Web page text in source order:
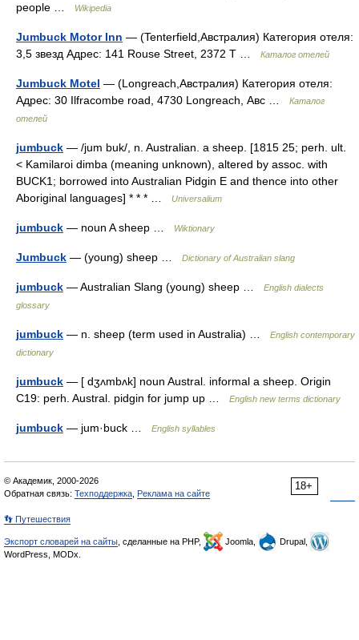
people …
Wikipedia
Jumbuck Motor Inn — (Tenterfield,Австралия) Категория отеля:
3,5 звезд Адрес: 141 Rouse Street, 2372 T …
Каталог отелей
Jumbuck Motel — (Longreach,Австралия) Категория отеля:
Адрес: 30 Ilfracombe road, 4730 Longreach, Авс …
Каталог
отелей
jumbuck — /jum buk/, n. Australian. a sheep. [1815 25; perh. ult.
< Kamilaroi dimba (meaning unknown), altered by assoc. with
BUCK1; borrowed into Australian Pidgin E and thence into other
Aboriginal languages] * * * …
Universalium
jumbuck — noun A sheep … Wiktionary
Jumbuck — (young) sheep … Dictionary of Australian slang
jumbuck — Australian Slang (young) sheep …
English dialects
glossary
jumbuck — n. sheep (term used in Australia) …
English contemporary
dictionary
jumbuck — [ dʒʌmbʌk] noun Austral. informal a sheep. Origin
C19: perh. Austral. pidgin for jump up …
English new terms dictionary
jumbuck — jum·buck … English syllables
18+
© Академик, 2000-2026
Обратная связь: Техподдержка Реклама на сайте
👣 Путешествия
Экспорт словарей на сайты , сделанные на PHP, Joomla,
Drupal,
WordPress, MODx.